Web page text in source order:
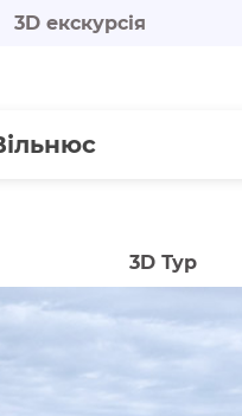
3D екскурсія
3D Тур